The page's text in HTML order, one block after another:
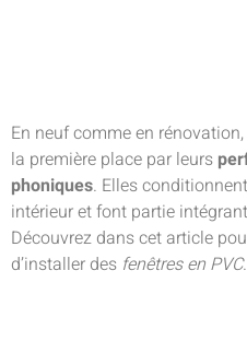
En neuf comme en
la première place par leurs
phoniques. Elles
intérieur et font partie
Découvrez dans cet article
d’installer des fenêtres en PVC.